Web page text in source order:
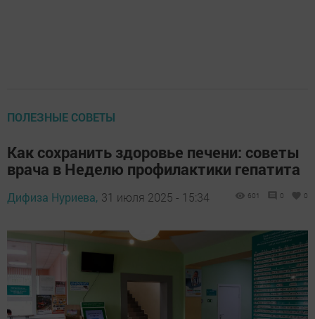
ПОЛЕЗНЫЕ СОВЕТЫ
Как сохранить здоровье печени: советы
врача в Неделю профилактики гепатита
Дифиза Нуриева, 31 июля 2025 - 15:34 601 0 0